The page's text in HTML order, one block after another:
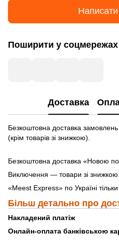
Написати
Поширити у соцмережах
Доставка
Безкоштовна доставка
(крім товарів зі знижкою).
Безкоштовна доставка «Новою
Виключення — товари зі знижкою.
«Meest Express» по Україні
Більш детально про
Накладений платіж
Онлайн-оплата банківською